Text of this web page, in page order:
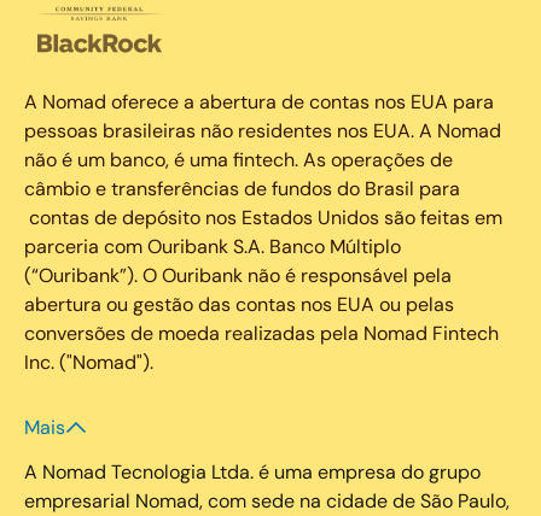
A Nomad oferece a abertura de contas nos EUA para
pessoas brasileiras não residentes nos EUA. A Nomad
não é um banco, é uma fintech. As operações de
câmbio e transferências de fundos do Brasil para
contas de depósito nos Estados Unidos são feitas em
parceria com Ouribank S.A. Banco Múltiplo
(“Ouribank”). O Ouribank não é responsável pela
abertura ou gestão das contas nos EUA ou pelas
conversões de moeda realizadas pela Nomad Fintech
Inc. ("Nomad").
Mais
A Nomad Tecnologia Ltda. é uma empresa do grupo
empresarial Nomad, com sede na cidade de São Paulo,